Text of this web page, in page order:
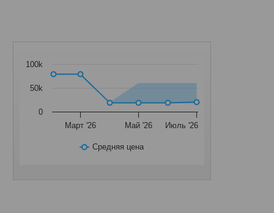
Средняя цена
Март '26 Май '26 Июль '26
0
50k
100k